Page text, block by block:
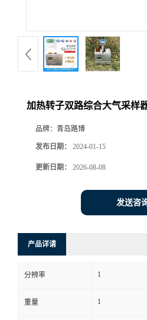
品
厅
加热转子双路综合大气采样
品牌： 青岛路博
发布日期： 2024-01-15
更新日期： 2026-08-08
发送咨
产品详请
分辨率 1
重量 1